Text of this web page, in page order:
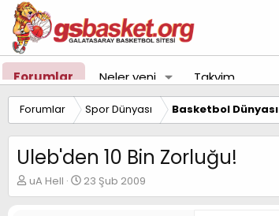
Forumlar Neler yeni Takvim
Forumlar Spor Dünyası Basketbol Dünyası
Uleb'den 10 Bin Zorluğu!
K
o
uA Hell
B
a
23 Şub 2009